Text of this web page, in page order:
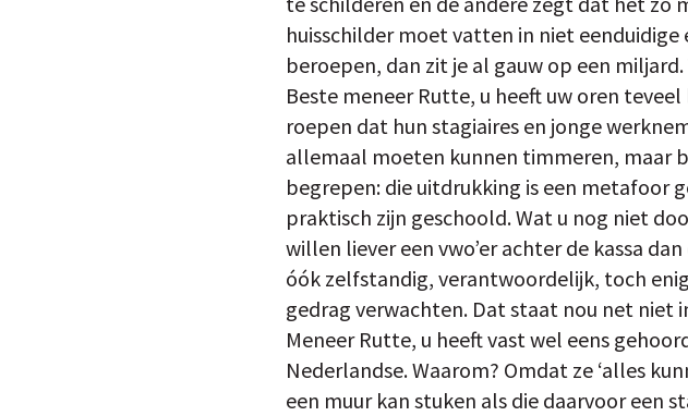
huisschilder moet vatten in niet
beroepen, dan zit je al gauw op een
Beste meneer Rutte, u heeft uw oren
roepen dat hun stagiaires en jonge
allemaal moeten kunnen timmeren, maar
begrepen: die uitdrukking is een metafoor
praktisch zijn geschoold. Wat u nog niet
willen liever een vwo’er achter de kassa
óók zelfstandig, verantwoordelijk, toch
gedrag verwachten. Dat staat nou net niet
Meneer Rutte, u heeft vast wel eens
Nederlandse. Waarom? Omdat ze ‘alles
een muur kan stuken als die daarvoor een